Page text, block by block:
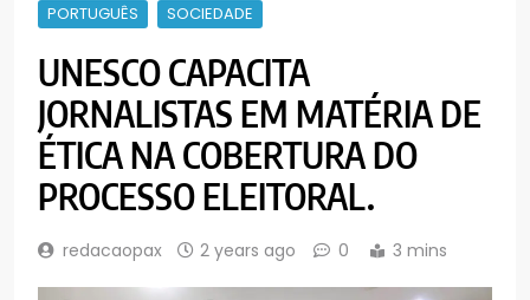
PORTUGUÊS SOCIEDADE
UNESCO CAPACITA
JORNALISTAS EM MATÉRIA DE
ÉTICA NA COBERTURA DO
PROCESSO ELEITORAL.
redacaopax 2 years ago 0 3 mins